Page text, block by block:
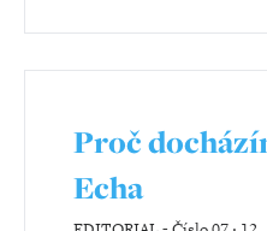
Proč
Echa